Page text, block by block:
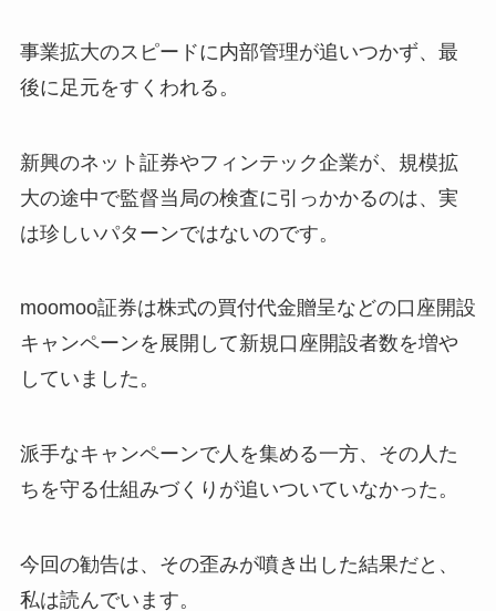
事業拡大のスピードに内部管理が追いつかず、最
後に足元をすくわれる。
新興のネット証券やフィンテック企業が、規模拡
大の途中で監督当局の検査に引っかかるのは、実
は珍しいパターンではないのです。
moomoo証券は株式の買付代金贈呈などの口座開設
キャンペーンを展開して新規口座開設者数を増や
していました。
派手なキャンペーンで人を集める一方、その人た
ちを守る仕組みづくりが追いついていなかった。
今回の勧告は、その歪みが噴き出した結果だと、
私は読んでいます。